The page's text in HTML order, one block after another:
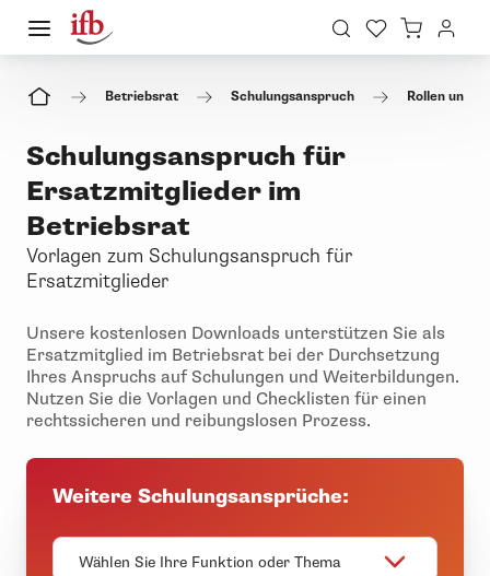
Betriebsrat Schulungsanspruch Rollen und
Schulungsanspruch für
Ersatzmitglieder im
Betriebsrat
Vorlagen zum Schulungsanspruch für
Ersatzmitglieder
Unsere kostenlosen Downloads unterstützen Sie als
Ersatzmitglied im Betriebsrat bei der Durchsetzung
Ihres Anspruchs auf Schulungen und Weiterbildungen.
Nutzen Sie die Vorlagen und Checklisten für einen
rechtssicheren und reibungslosen Prozess.
Weitere Schulungsansprüche:
Wählen Sie Ihre Funktion oder Thema